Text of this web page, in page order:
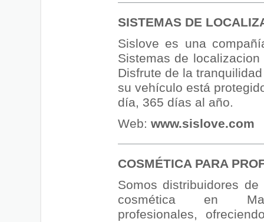
SISTEMAS DE
Sislove es una
Sistemas de
Disfrute de la
su vehículo está
día, 365 días al año.
Web: www.sislove.com
COSMÉTICA PARA
Somos distribuidores
cosmética en
profesionales,